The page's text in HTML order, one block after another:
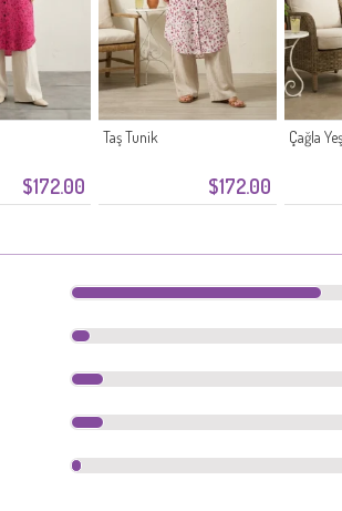
$172.00 $172.00
Taş Tunik Çağla